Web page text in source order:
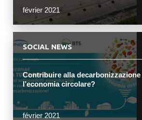
février 2021
SOCIAL NEWS
Contribuire alla
l’economia circolare?
février 2021